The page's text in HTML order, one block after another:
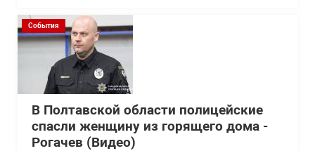
События
В Полтавской области полицейские
спасли женщину из горящего дома -
Рогачев (Видео)